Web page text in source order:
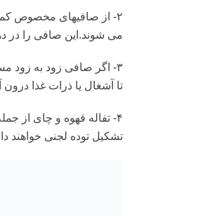
۲- از صافی‏های مخصوص
می شوند.این صافی را در
۳- اگر صافی زود به زود
تا آشغال یا ذرات غذا
۴- تفاله قهوه و چای از
تشکیل توده لجنی خواهند